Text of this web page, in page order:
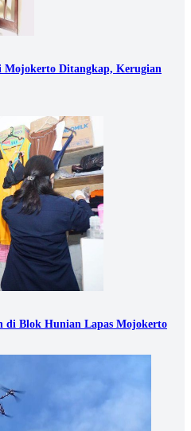
Ditangkap, Kerugian
di Blok Hunian Lapas Mojokerto